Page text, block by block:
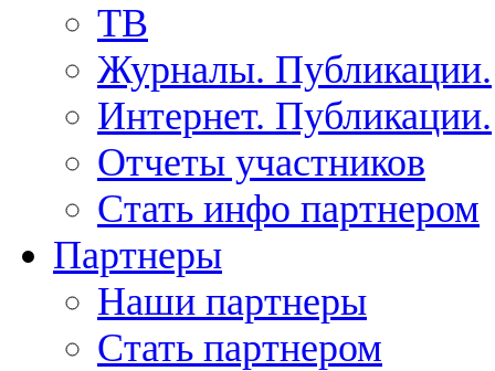
ТВ
Журналы. Публикации.
Интернет. Публикации.
Отчеты участников
Стать инфо партнером
Партнеры
Наши партнеры
Стать партнером